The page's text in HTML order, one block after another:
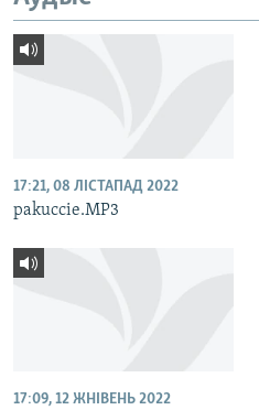
17:21, 08 ЛІСТАПАД 2022
pakuccie.MP3
17:09, 12 ЖНІВЕНЬ 2022